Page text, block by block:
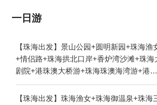
一日游
【珠海出发】景山公园+圆明新园+珠海渔
+情侣路+珠海拱北口岸+香炉湾沙滩+珠海
剧院+港珠澳大桥游+珠海珠澳海湾游+港珠
澳大桥蓝海豚岛1日游
【珠海出发】珠海渔女+珠海御温泉+珠海